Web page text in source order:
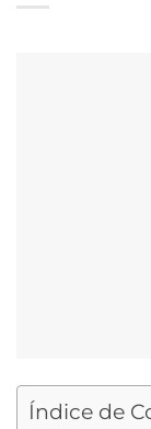
Índice de